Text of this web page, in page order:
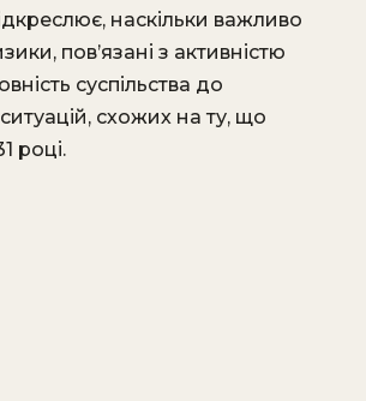
наскільки важливо
пов’язані з активністю
суспільства до
схожих на ту, що
році.